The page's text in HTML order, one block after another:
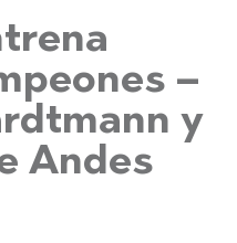
–
y
Andes